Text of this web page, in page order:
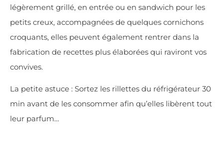
légèrement grillé, en entrée ou en sandwich pour les
petits creux, accompagnées de quelques cornichons
croquants, elles peuvent également rentrer dans la
fabrication de recettes plus élaborées qui raviront vos
convives.
La petite astuce : Sortez les rillettes du réfrigérateur 30
min avant de les consommer afin qu’elles libèrent tout
leur parfum…